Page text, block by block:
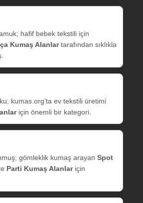
hafif bebek tekstili için
Kumaş Alanlartarafından sıklıkla
kumas.org’ta ev tekstili üretimi
için önemli bir kategori.
gömleklik kumaş arayan Spot
Parti Kumaş Alanlariçin